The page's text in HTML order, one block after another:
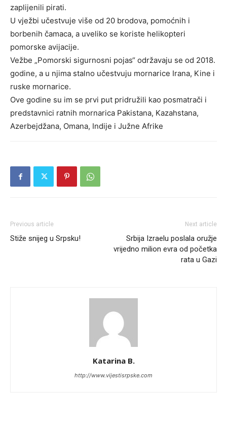
zaplijenili pirati.
U vježbi učestvuje više od 20 brodova, pomoćnih i
borbenih čamaca, a uveliko se koriste helikopteri
pomorske avijacije.
Vežbe „Pomorski sigurnosni pojas“ održavaju se od 2018.
godine, a u njima stalno učestvuju mornarice Irana, Kine i
ruske mornarice.
Ove godine su im se prvi put pridružili kao posmatrači i
predstavnici ratnih mornarica Pakistana, Kazahstana,
Azerbejdžana, Omana, Indije i Južne Afrike
Previous article
Stiže snijeg u Srpsku!
Next article
Srbija Izraelu poslala oružje
vrijedno milion evra od početka
rata u Gazi
Katarina B.
http://www.vijestisrpske.com